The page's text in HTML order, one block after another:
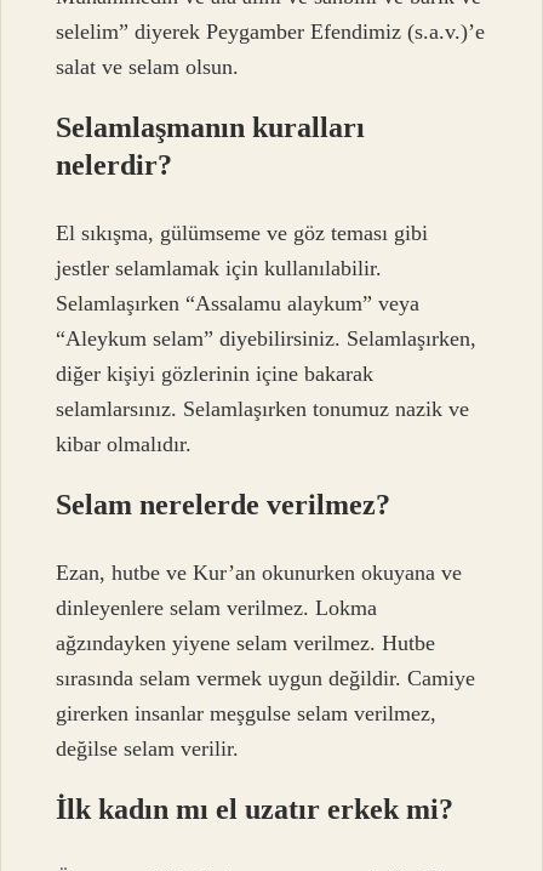
selelim” diyerek Peygamber Efendimiz (s.a.v.)’e
salat ve selam olsun.
Selamlaşmanın kuralları
nelerdir?
El sıkışma, gülümseme ve göz teması gibi
jestler selamlamak için kullanılabilir.
Selamlaşırken “Assalamu alaykum” veya
“Aleykum selam” diyebilirsiniz. Selamlaşırken,
diğer kişiyi gözlerinin içine bakarak
selamlarsınız. Selamlaşırken tonumuz nazik ve
kibar olmalıdır.
Selam nerelerde verilmez?
Ezan, hutbe ve Kur’an okunurken okuyana ve
dinleyenlere selam verilmez. Lokma
ağzındayken yiyene selam verilmez. Hutbe
sırasında selam vermek uygun değildir. Camiye
girerken insanlar meşgulse selam verilmez,
değilse selam verilir.
İlk kadın mı el uzatır erkek mi?